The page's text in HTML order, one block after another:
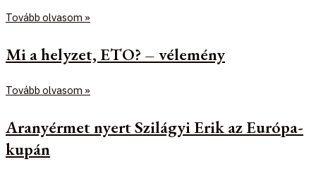
Tovább olvasom »
Mi a helyzet, ETO? – vélemény
Tovább olvasom »
Aranyérmet nyert Szilágyi Erik az Európa-
kupán